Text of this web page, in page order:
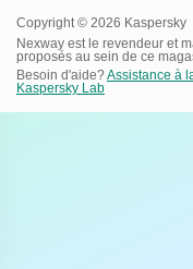
Besoin d'aide?Assistance à
Kaspersky Lab
Copyright © 2026 Kaspersky
Nexway est le revendeur et
proposés au sein de ce